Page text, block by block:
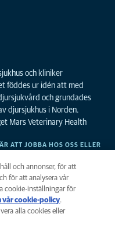
och kliniker
föddes ur idén att med
och grundades
djursjukhus i Norden.
Mars Veterinary Health
ATT JOBBA HOS OSS ELLER
och annonser, för att
för att analysera vår
cookie-inställningar för
vår cookie-policy(opens in a
new tab)
.
alla cookies eller